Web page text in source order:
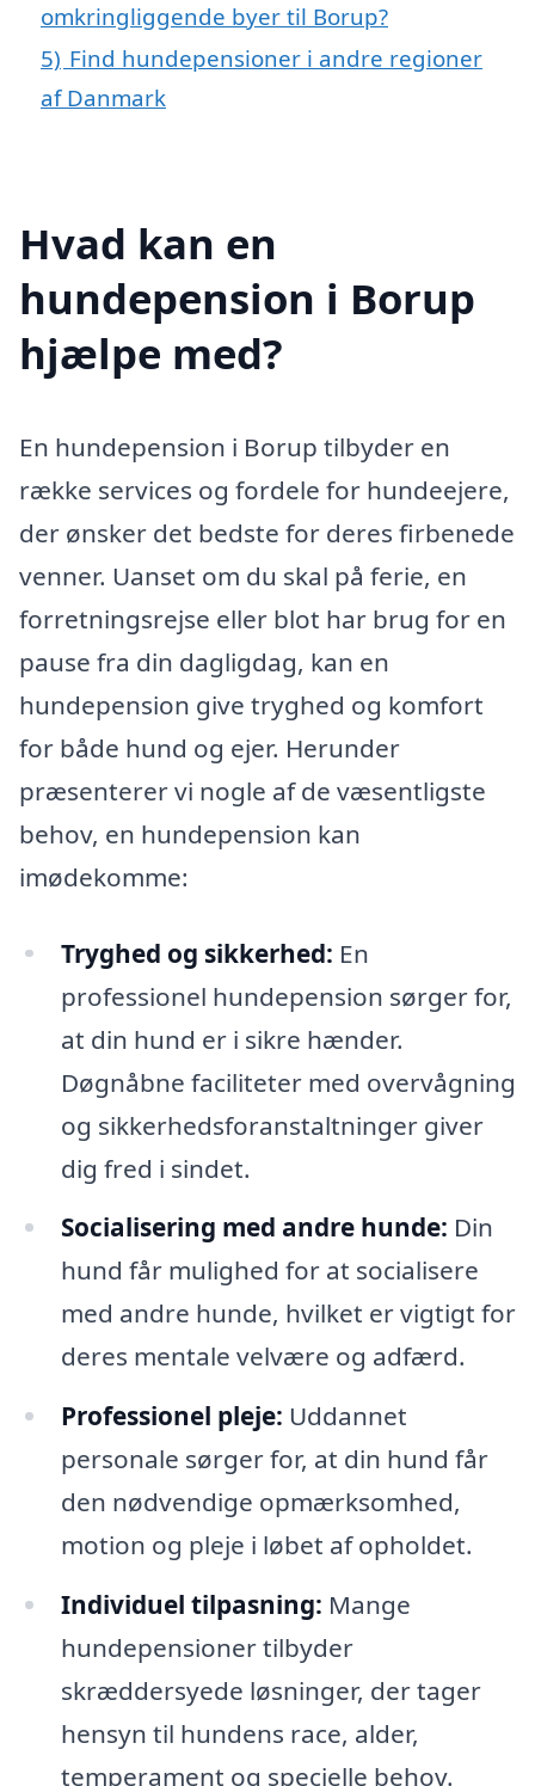
omkringliggende byer til Borup?
5) Find hundepensioner i andre regioner
af Danmark
Hvad kan en
hundepension i Borup
hjælpe med?
En hundepension i Borup tilbyder en
række services og fordele for hundeejere,
der ønsker det bedste for deres firbenede
venner. Uanset om du skal på ferie, en
forretningsrejse eller blot har brug for en
pause fra din dagligdag, kan en
hundepension give tryghed og komfort
for både hund og ejer. Herunder
præsenterer vi nogle af de væsentligste
behov, en hundepension kan
imødekomme:
Tryghed og sikkerhed: En
professionel hundepension sørger for,
at din hund er i sikre hænder.
Døgnåbne faciliteter med overvågning
og sikkerhedsforanstaltninger giver
dig fred i sindet.
Socialisering med andre hunde: Din
hund får mulighed for at socialisere
med andre hunde, hvilket er vigtigt for
deres mentale velvære og adfærd.
Professionel pleje: Uddannet
personale sørger for, at din hund får
den nødvendige opmærksomhed,
motion og pleje i løbet af opholdet.
Individuel tilpasning: Mange
hundepensioner tilbyder
skræddersyede løsninger, der tager
hensyn til hundens race, alder,
temperament og specielle behov.